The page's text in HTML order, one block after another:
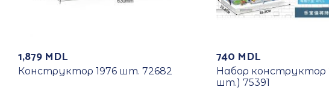
1,879 MDL
Конструктор 1976 шт. 72682
740 MDL
Набор конструктор
шт.) 75391